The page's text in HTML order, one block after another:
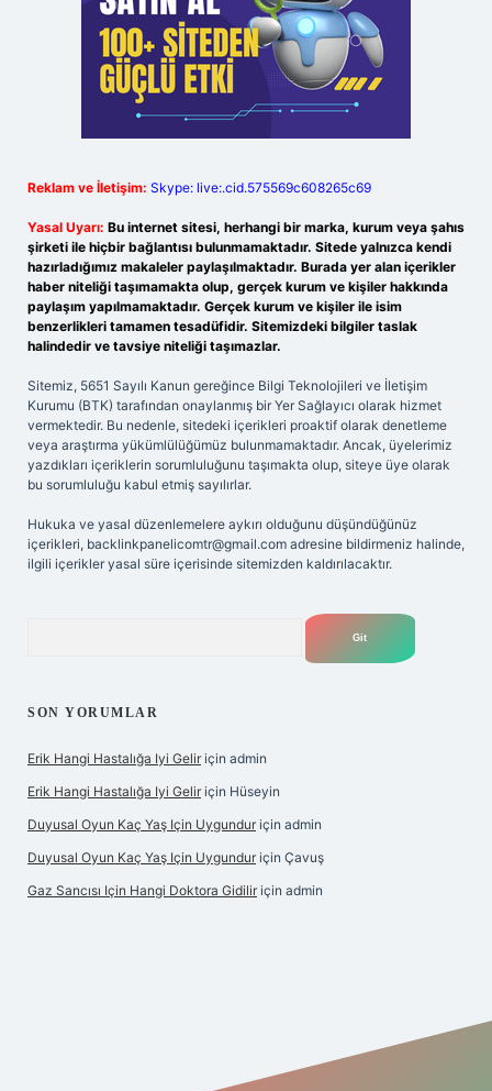
Reklam ve İletişim: Skype: live:.cid.575569c608265c69
Yasal Uyarı: Bu internet sitesi, herhangi bir marka, kurum veya şahıs
şirketi ile hiçbir bağlantısı bulunmamaktadır. Sitede yalnızca kendi
hazırladığımız makaleler paylaşılmaktadır. Burada yer alan içerikler
haber niteliği taşımamakta olup, gerçek kurum ve kişiler hakkında
paylaşım yapılmamaktadır. Gerçek kurum ve kişiler ile isim
benzerlikleri tamamen tesadüfidir. Sitemizdeki bilgiler taslak
halindedir ve tavsiye niteliği taşımazlar.
Sitemiz, 5651 Sayılı Kanun gereğince Bilgi Teknolojileri ve İletişim
Kurumu (BTK) tarafından onaylanmış bir Yer Sağlayıcı olarak hizmet
vermektedir. Bu nedenle, sitedeki içerikleri proaktif olarak denetleme
veya araştırma yükümlülüğümüz bulunmamaktadır. Ancak, üyelerimiz
yazdıkları içeriklerin sorumluluğunu taşımakta olup, siteye üye olarak
bu sorumluluğu kabul etmiş sayılırlar.
Hukuka ve yasal düzenlemelere aykırı olduğunu düşündüğünüz
içerikleri, backlinkpanelicomtr@gmail.com adresine bildirmeniz halinde,
ilgili içerikler yasal süre içerisinde sitemizden kaldırılacaktır.
SON YORUMLAR
Erik Hangi Hastalığa Iyi Gelir için admin
Erik Hangi Hastalığa Iyi Gelir için Hüseyin
Duyusal Oyun Kaç Yaş Için Uygundur için admin
Duyusal Oyun Kaç Yaş Için Uygundur için Çavuş
Gaz Sancısı Için Hangi Doktora Gidilir için admin